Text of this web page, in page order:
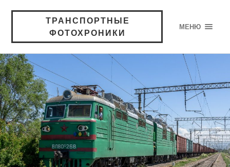
ТРАНСПОРТНЫЕ
ФОТОХРОНИКИ
МЕНЮ